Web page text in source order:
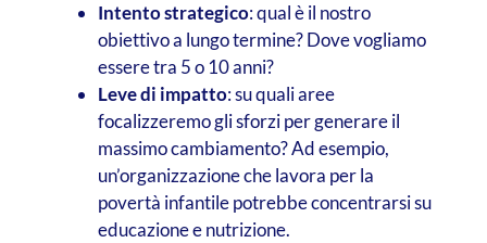
Intento strategico: qual è il nostro
obiettivo a lungo termine? Dove vogliamo
essere tra 5 o 10 anni?
Leve di impatto: su quali aree
focalizzeremo gli sforzi per generare il
massimo cambiamento? Ad esempio,
un’organizzazione che lavora per la
povertà infantile potrebbe concentrarsi su
educazione e nutrizione.